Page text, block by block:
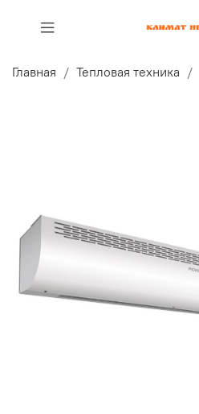
Главная Тепловая техника